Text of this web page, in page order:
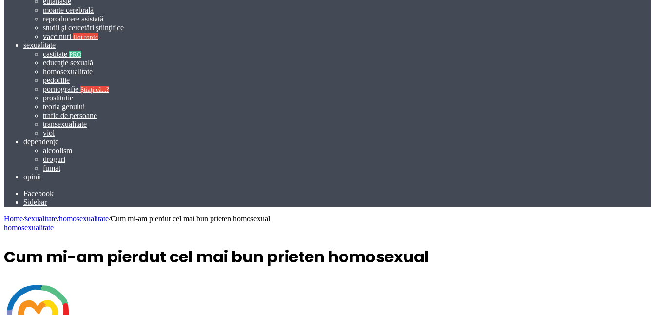
moarte cerebrală
reproducere asistată
studii şi cercetări ştiinţifice
vaccinuri Hot topic
sexualitate
castitate PRO
educaţie sexuală
homosexualitate
pedofilie
pornografie Știați că...?
prostitutie
teoria genului
trafic de persoane
transexualitate
viol
dependenţe
alcoolism
droguri
fumat
opinii
Facebook
Sidebar
Home/sexualitate/homosexualitate/Cum mi-am pierdut cel mai bun prieten homosexual
homosexualitate
Cum mi-am pierdut cel mai bun prieten homosexual